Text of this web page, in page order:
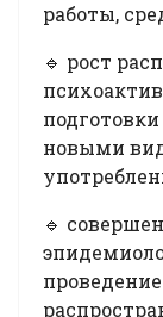
работы,
🔹 рост
новыми
🔹